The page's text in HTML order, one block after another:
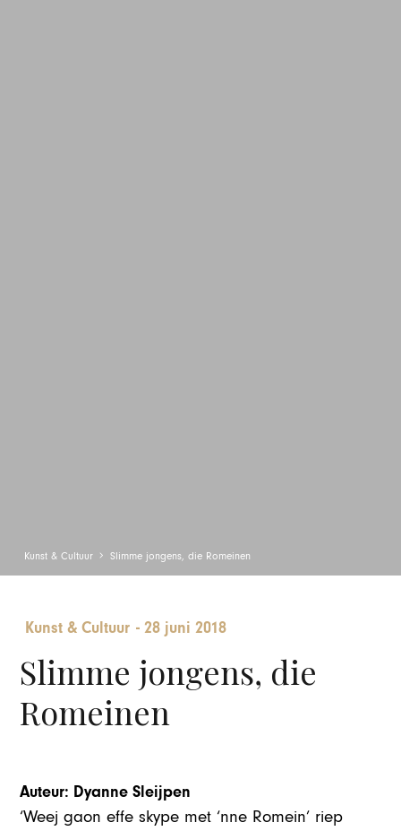
Kunst & Cultuur Slimme jongens, die Romeinen
Kunst & Cultuur -28 juni 2018
Slimme jongens, die
Romeinen
Auteur: Dyanne Sleijpen
‘Weej gaon effe skype met ‘nne Romein’ riep